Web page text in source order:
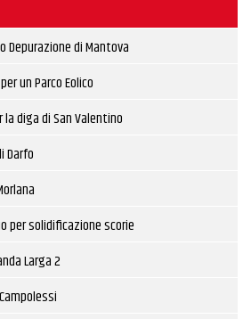
di Mantova
un Parco Eolico
diga di San Valentino
Darfo
per solidificazione scorie
Larga 2